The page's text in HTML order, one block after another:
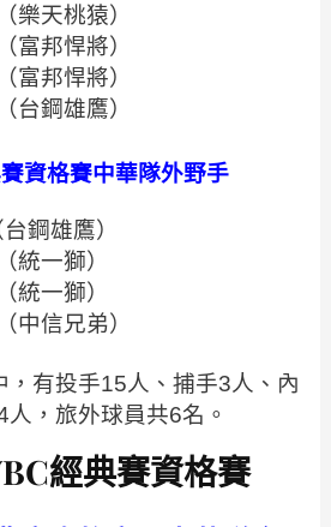
樂天桃猿）
富邦悍將）
富邦悍將）
台鋼雄鷹）
資格賽中華隊外野手
鋼雄鷹）
統一獅）
統一獅）
中信兄弟）
，有投手15人、捕手3人、內
，旅外球員共6名。